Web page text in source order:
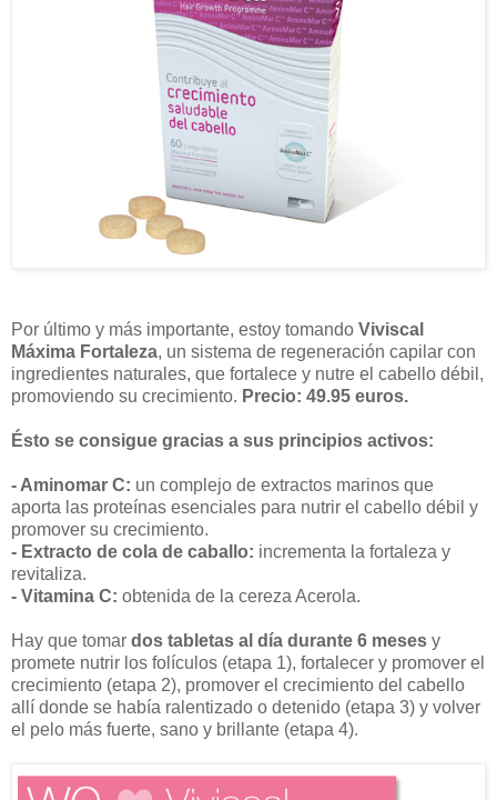
Por último y más importante, estoy tomando Viviscal
Máxima Fortaleza, un sistema de regeneración capilar con
ingredientes naturales, que fortalece y nutre el cabello débil,
promoviendo su crecimiento. Precio: 49.95 euros.
Ésto se consigue gracias a sus principios activos:
- Aminomar C: un complejo de extractos marinos que
aporta las proteínas esenciales para nutrir el cabello débil y
promover su crecimiento.
- Extracto de cola de caballo: incrementa la fortaleza y
revitaliza.
- Vitamina C: obtenida de la cereza Acerola.
Hay que tomar dos tabletas al día durante 6 meses y
promete nutrir los folículos (etapa 1), fortalecer y promover el
crecimiento (etapa 2), promover el crecimiento del cabello
allí donde se había ralentizado o detenido (etapa 3) y volver
el pelo más fuerte, sano y brillante (etapa 4).